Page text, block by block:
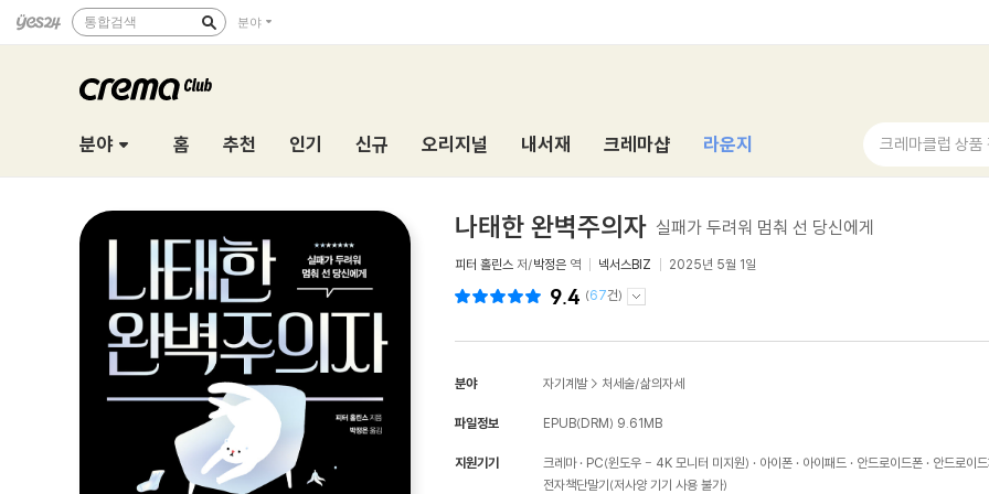
통합검색 분야
분야 홈 추천 인기 신규 오리지널 내서재 크레마샵 라운지 크레마클럽 상품
나태한 완벽주의자 실패가 두려워 멈춰 선 당신에게
피터 홀린스 저/박정은 역 넥서스BIZ 2025년 5월 1일
9.4 (67건)
분야 자기계발> 처세술/삶의자세
파일정보 EPUB(DRM) 9.61MB
지원기기 크레마 PC(윈도우 - 4K 모니터 미지원) 아이폰 아이패드 안드로이드폰
안드로이
전자책단말기(저사양 기기 사용 불가)